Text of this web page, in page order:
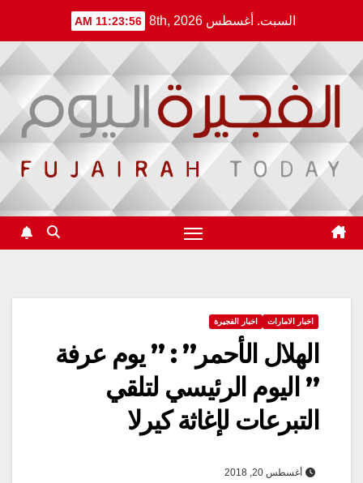
content
السبت. أغسطس 8th, 2026 11:23:56 AM
اخبار الامارات اخبار الفجيرة
الهلال الأحمر” : ” يوم عرفة
” اليوم الرئيسي لتلقي
التبرعات لإغاثة كيرلا
أغسطس 20, 2018